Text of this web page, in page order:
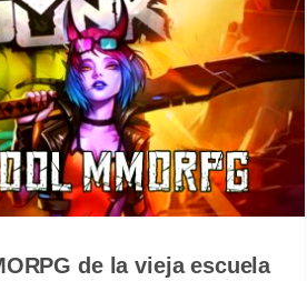
de la vieja escuela